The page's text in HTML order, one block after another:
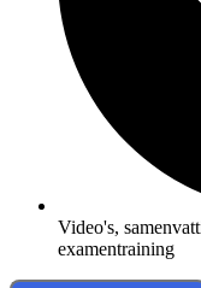
Video's,
examentraining